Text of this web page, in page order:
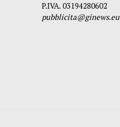
P.IVA. 03194280602
pubblicita@ginews.eu